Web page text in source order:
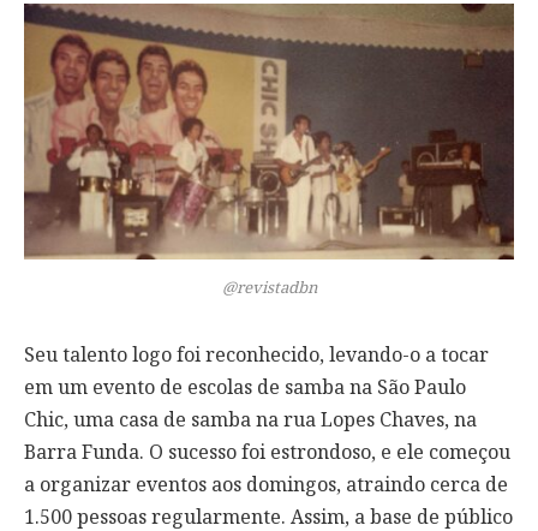
@revistadbn
Seu talento logo foi reconhecido, levando-o a tocar
em um evento de escolas de samba na São Paulo
Chic, uma casa de samba na rua Lopes Chaves, na
Barra Funda. O sucesso foi estrondoso, e ele começou
a organizar eventos aos domingos, atraindo cerca de
1.500 pessoas regularmente. Assim, a base de público